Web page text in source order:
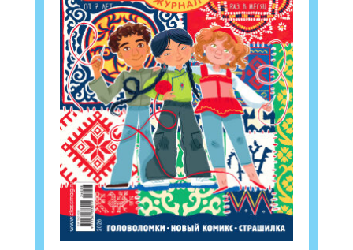
Подпишись на рассылку
Получи электронный "Классный журнал" в
подарок!
Укажите имя